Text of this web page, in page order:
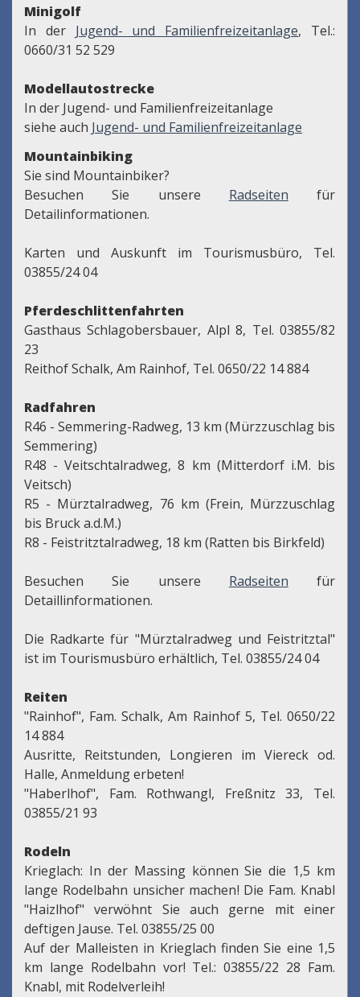
Minigolf
In der Jugend- und Familienfreizeitanlage, Tel.:
0660/31 52 529
Modellautostrecke
In der Jugend- und Familienfreizeitanlage
siehe auch Jugend- und Familienfreizeitanlage
Mountainbiking
Sie sind Mountainbiker?
Besuchen Sie unsere Radseiten
für
Detailinformationen.
Karten und Auskunft im Tourismusbüro, Tel.
03855/24 04
Pferdeschlittenfahrten
Gasthaus Schlagobersbauer, Alpl 8, Tel. 03855/82
23
Reithof Schalk, Am Rainhof, Tel. 0650/22 14 884
Radfahren
R46 - Semmering-Radweg, 13 km (Mürzzuschlag bis
Semmering)
R48 - Veitschtalradweg, 8 km (Mitterdorf i.M. bis
Veitsch)
R5 - Mürztalradweg, 76 km (Frein, Mürzzuschlag
bis Bruck a.d.M.)
R8 - Feistritztalradweg, 18 km (Ratten bis Birkfeld)
Besuchen Sie unsere Radseiten
für
Detaillinformationen.
Die Radkarte für "Mürztalradweg und Feistritztal"
ist im Tourismusbüro erhältlich, Tel. 03855/24 04
Reiten
"Rainhof", Fam. Schalk, Am Rainhof 5, Tel. 0650/22
14 884
Ausritte, Reitstunden, Longieren im Viereck od.
Halle, Anmeldung erbeten!
"Haberlhof", Fam. Rothwangl, Freßnitz 33, Tel.
03855/21 93
Rodeln
Krieglach: In der Massing können Sie die 1,5 km
lange Rodelbahn unsicher machen! Die Fam. Knabl
"Haizlhof" verwöhnt Sie auch gerne mit einer
deftigen Jause. Tel. 03855/25 00
Auf der Malleisten in Krieglach finden Sie eine 1,5
km lange Rodelbahn vor! Tel.: 03855/22 28 Fam.
Knabl, mit Rodelverleih!